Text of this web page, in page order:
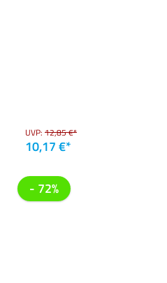
UVP: 12,85 €*
10,17 €*
- 72%